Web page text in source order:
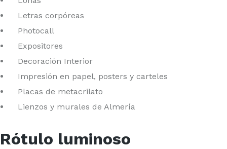
Letras corpóreas
Photocall
Expositores
Decoración Interior
Impresión en papel, posters y carteles
Placas de metacrilato
Lienzos y murales de Almería
Rótulo luminoso